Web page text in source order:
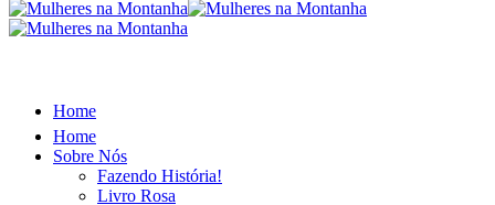
Home
Home
Sobre Nós
Fazendo História!
Livro Rosa